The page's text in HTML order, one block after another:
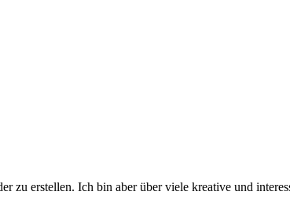
zu erstellen. Ich bin aber über viele kreative und